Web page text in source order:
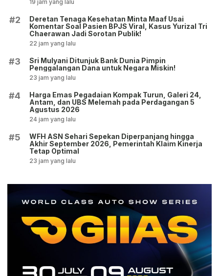
19 jam yang lalu
#2
Deretan Tenaga Kesehatan Minta Maaf Usai
Komentar Soal Pasien BPJS Viral, Kasus Yurizal Tri
Chaerawan Jadi Sorotan Publik!
22 jam yang lalu
#3
Sri Mulyani Ditunjuk Bank Dunia Pimpin
Penggalangan Dana untuk Negara Miskin!
23 jam yang lalu
#4
Harga Emas Pegadaian Kompak Turun, Galeri 24,
Antam, dan UBS Melemah pada Perdagangan 5
Agustus 2026
24 jam yang lalu
#5
WFH ASN Sehari Sepekan Diperpanjang hingga
Akhir September 2026, Pemerintah Klaim Kinerja
Tetap Optimal
23 jam yang lalu